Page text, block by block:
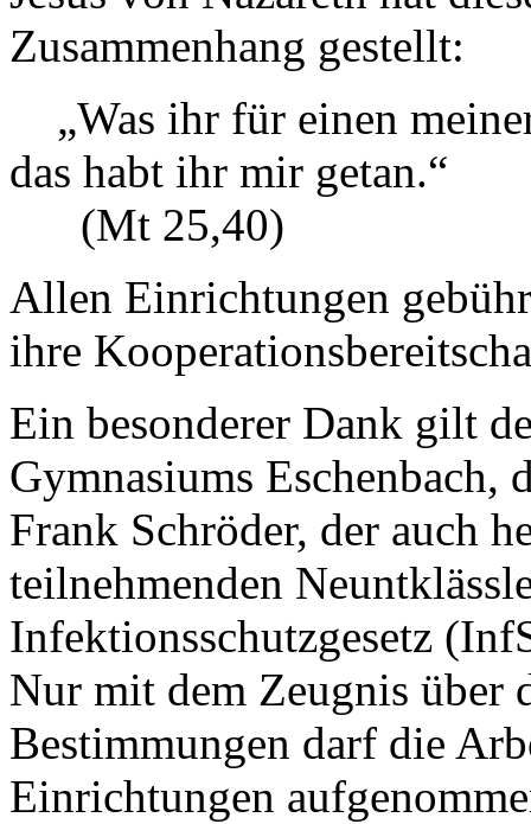
Zusammenhang gestellt:
„Was ihr für einen
das habt ihr mir getan.“
(Mt 25,40)
Allen Einrichtungen
ihre
Ein besonderer Dank gilt
Gymnasiums Eschenbach,
Frank Schröder, der auch
teilnehmenden
Infektionsschutzgesetz
Nur mit dem Zeugnis über
Bestimmungen darf die
Einrichtungen